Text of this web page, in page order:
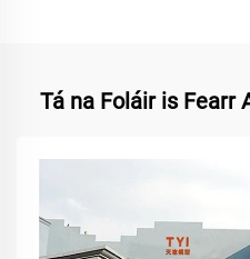
Tá na Foláir is Fearr